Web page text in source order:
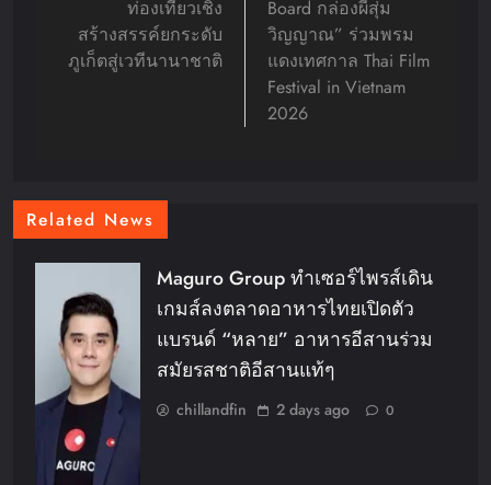
ท่องเที่ยวเชิง
สร้างสรรค์ยกระดับ
ภูเก็ตสู่เวทีนานาชาติ
Board กล่องผีสุ่ม
วิญญาณ” ร่วมพรม
แดงเทศกาล Thai Film
Festival in Vietnam
2026
Related News
Maguro Group ทำเซอร์ไพรส์เดิน
เกมส์ลงตลาดอาหารไทยเปิดตัว
แบรนด์ “หลาย” อาหารอีสานร่วม
สมัยรสชาติอีสานแท้ๆ
chillandfin 2 days ago 0